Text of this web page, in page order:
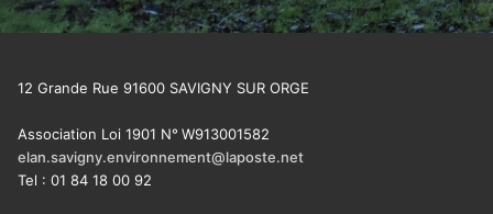
12 Grande Rue 91600 SAVIGNY SUR ORGE
Association Loi 1901 N° W913001582
elan.savigny.environnement@laposte.net
Tel : 01 84 18 00 92